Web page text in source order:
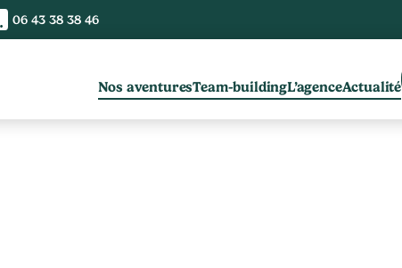
06 43 38 38 46
Nos aventuresTeam-buildingL’agenceActualité